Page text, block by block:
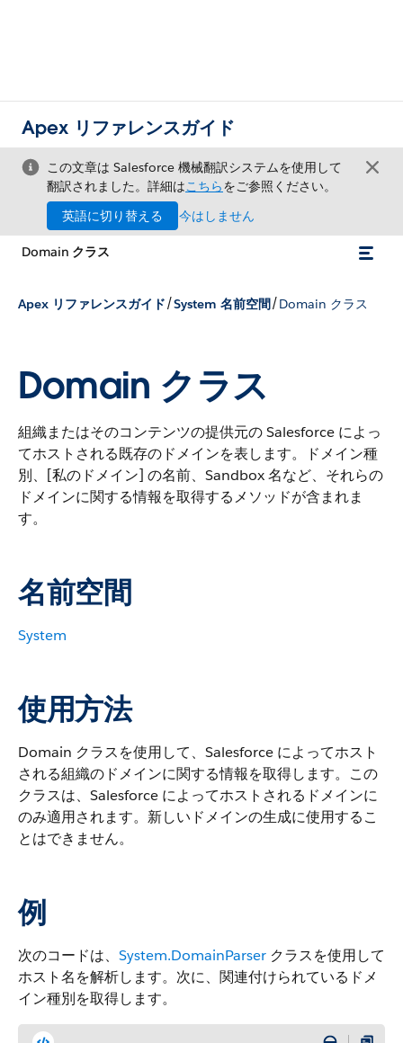
Apex リファレンスガイド
この文章は Salesforce 機械翻訳システムを使用して
翻訳されました。詳細はこちらをご参照ください。
英語に切り替える
今はしません
Domain クラス
Apex リファレンスガイド/System 名前空間/Domain クラス
Domain クラス
組織またはそのコンテンツの提供元の Salesforce によっ
てホストされる既存のドメインを表します。ドメイン種
別、[私のドメイン] の名前、Sandbox 名など、それらの
ドメインに関する情報を取得するメソッドが含まれま
す。
名前空間
System
使用方法
Domain クラスを使用して、Salesforce によってホスト
される組織のドメインに関する情報を取得します。この
クラスは、Salesforce によってホストされるドメインに
のみ適用されます。新しいドメインの生成に使用するこ
とはできません。
例
次のコードは、 System.DomainParser クラスを使用して
ホスト名を解析します。次に、関連付けられているドメ
イン種別を取得します。